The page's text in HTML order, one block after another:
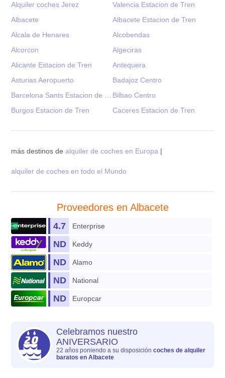
Alquiler coches Jerez
Valencia Estacion de Tren
Albacete
Albacete Estacion de Tren
Alcala de Henares
Alcobendas
Alcorcon
Algeciras
Alicante Estacion de Tren
Antequera
Asturias Aeropuerto
Badajoz Centro
Bilbao Centro
Burgos Estacion de Tren
Caceres Estacion de Tren
más destinos dealquiler de coches en Europa |
alquiler de coches en todo el Mundo
Proveedores en Albacete
Enterprise
4.7
Keddy
ND
Alamo
ND
National
ND
Europcar
ND
Celebramos nuestro
ANIVERSARIO
22 años poniendo a su disposicióncoches de alquiler
baratos en Albacete